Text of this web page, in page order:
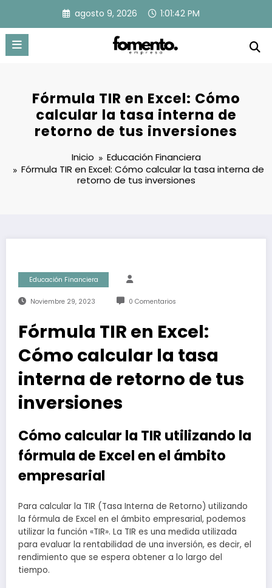
contenido
agosto 9, 2026 1:01:43 PM
Fórmula TIR en Excel: Cómo
calcular la tasa interna de
retorno de tus inversiones
Inicio
Educación Financiera
Fórmula TIR en Excel: Cómo calcular la tasa interna de
retorno de tus inversiones
Educación Financiera
Noviembre 29, 2023 0 Comentarios
Fórmula TIR en Excel:
Cómo calcular la tasa
interna de retorno de tus
inversiones
Cómo calcular la TIR utilizando la
fórmula de Excel en el ámbito
empresarial
Para calcular la TIR (Tasa Interna de Retorno) utilizando
la fórmula de Excel en el ámbito empresarial, podemos
utilizar la función «TIR». La TIR es una medida utilizada
para evaluar la rentabilidad de una inversión, es decir, el
rendimiento que se espera obtener a lo largo del
tiempo.